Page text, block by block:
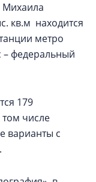
Михаила
кв.м находится
метро
– федеральный
179
том числе
варианты с